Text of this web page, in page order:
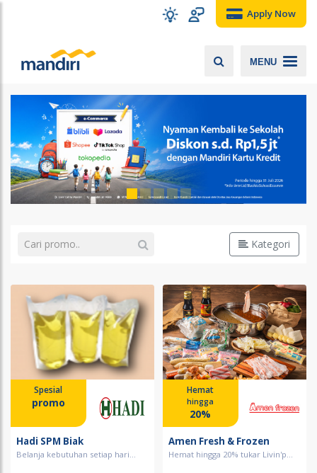
Apply Now
MENU
Kategori
Spesial
promo
Hadi SPM Biak
Belanja kebutuhan setiap hari...
Hemat
hingga
20%
Amen Fresh & Frozen
Hemat hingga 20% tukar Livin'p...